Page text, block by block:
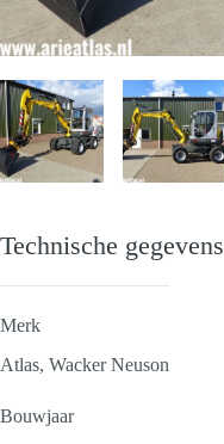
Technische gegevens
Merk
Atlas, Wacker Neuson
Bouwjaar